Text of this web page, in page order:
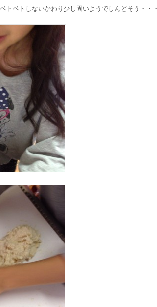
トベトしないかわり少し固いようでしんどそう・・・